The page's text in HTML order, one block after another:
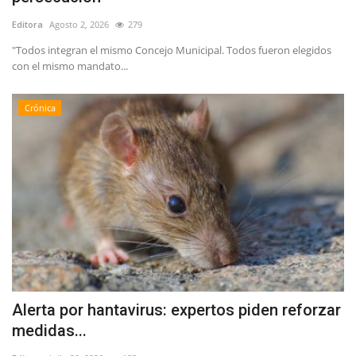
Editora Agosto 2, 2026 279
"Todos integran el mismo Concejo Municipal. Todos fueron elegidos
con el mismo mandato...
Crónica
Alerta por hantavirus: expertos piden reforzar
medidas...